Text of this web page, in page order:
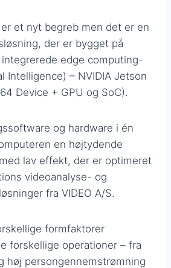
et nyt begreb men det er en
der er bygget på
edge computing-
Intelligence) – NVIDIA Jetson
Device + GPU og SoC).
og hardware i én
en højtydende
lav effekt, der er optimeret
videoanalyse- og
fra VIDEO A/S.
formfaktorer
forskellige operationer – fra
høj persongennemstrømning